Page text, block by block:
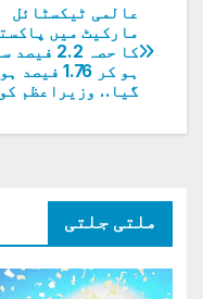
پوسٹوں
کی
نیویگیشن
عالمی ٹیکسٹائل
مارکیٹ میں
کا حصہ 2.2
ہو کر 1.76 فیصد ہو
گیا.. وزیراعظم
ملتی جلتی